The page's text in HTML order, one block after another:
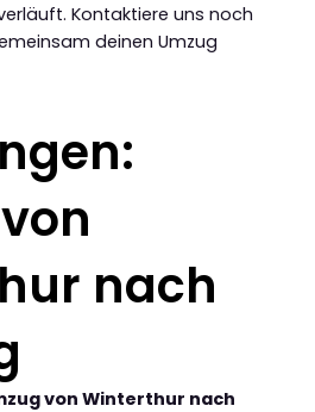
Kontaktiere uns noch
deinen Umzug
nach
von Winterthur nach